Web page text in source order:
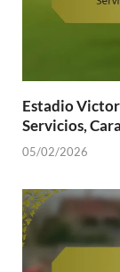
Estadio
Servicios,
05/02/2026